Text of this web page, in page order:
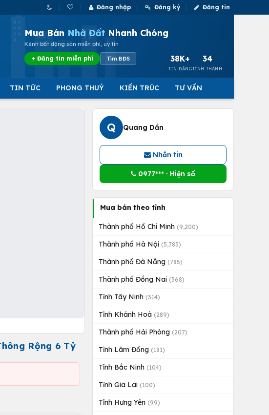
Đăng nhập Đăng ký Đăng tin
Mua Bán Nhà Đất Nhanh Chóng
Kênh bất động sản miễn phí, uy tín
+ Đăng tin miễn phí Tìm BĐS 38K+
TIN ĐĂNG
34
TỈNH THÀNH
TIN TỨC PHONG THUỶ KIẾN TRÚC TƯ VẤN
Rộng 6 Tỷ
Q Quang Dần
Nhắn tin
0977*** · Hiện số
Mua bán theo tỉnh
Thành phố Hồ Chí Minh (9,200)
Thành phố Hà Nội (5,785)
Thành phố Đà Nẵng (785)
Thành phố Đồng Nai (368)
Tỉnh Tây Ninh (314)
Tỉnh Khánh Hoà (289)
Thành phố Hải Phòng (207)
Tỉnh Lâm Đồng (181)
Tỉnh Bắc Ninh (104)
Tỉnh Gia Lai (100)
Tỉnh Hưng Yên (99)